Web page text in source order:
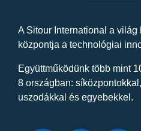
A Sitour International a
központja a technológiai
Együttműködünk több mint
8 országban:
uszodákkal és egyebekkel.